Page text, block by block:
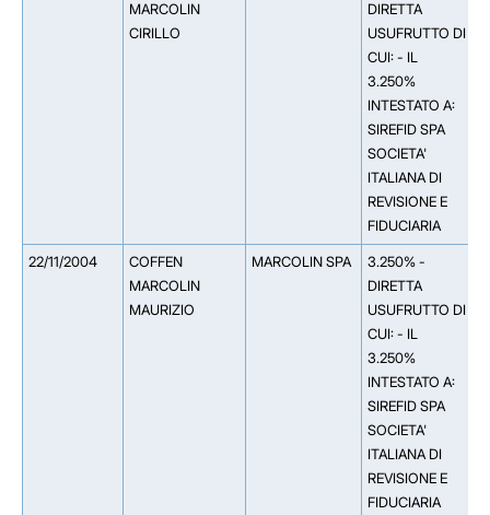
MARCOLIN
CIRILLO
DIRETTA
USUFRUTTO DI
CUI: - IL
3.250%
INTESTATO A:
SIREFID SPA
SOCIETA'
ITALIANA DI
REVISIONE E
FIDUCIARIA
22/11/2004
COFFEN
MARCOLIN
MAURIZIO
MARCOLIN SPA
3.250% -
DIRETTA
USUFRUTTO DI
CUI: - IL
3.250%
INTESTATO A:
SIREFID SPA
SOCIETA'
ITALIANA DI
REVISIONE E
FIDUCIARIA